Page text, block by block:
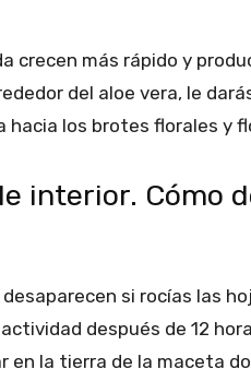
crecen más rápido y
del aloe vera, le
hacia los brotes florales y
interior. Cómo
si rocías las
después de 12
en la tierra de la maceta